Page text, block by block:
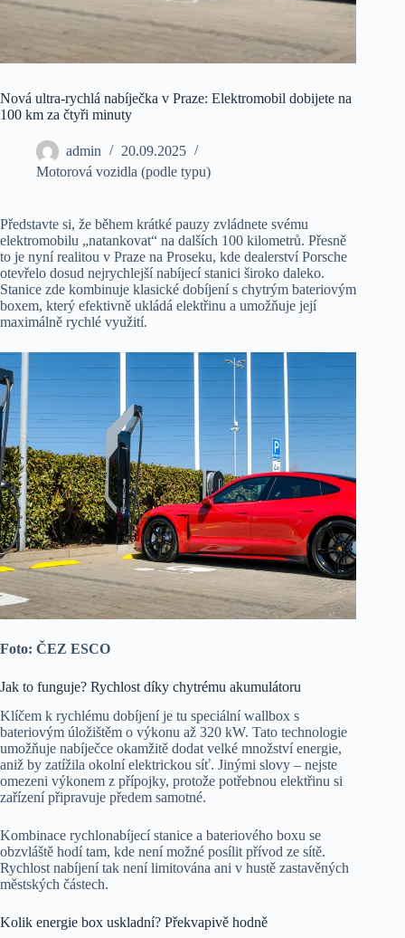
Nová ultra-rychlá nabíječka v Praze: Elektromobil dobijete na
100 km za čtyři minuty
admin
20.09.2025
Motorová vozidla (podle typu)
Představte si, že během krátké pauzy zvládnete svému
elektromobilu „natankovat“ na dalších 100 kilometrů. Přesně
to je nyní realitou v Praze na Proseku, kde dealerství Porsche
otevřelo dosud nejrychlejší nabíjecí stanici široko daleko.
Stanice zde kombinuje klasické dobíjení s chytrým bateriovým
boxem, který efektivně ukládá elektřinu a umožňuje její
maximálně rychlé využití.
Foto: ČEZ ESCO
Jak to funguje? Rychlost díky chytrému akumulátoru
Klíčem k rychlému dobíjení je tu speciální wallbox s
bateriovým úložištěm o výkonu až 320 kW. Tato technologie
umožňuje nabíječce okamžitě dodat velké množství energie,
aniž by zatížila okolní elektrickou síť. Jinými slovy – nejste
omezeni výkonem z přípojky, protože potřebnou elektřinu si
zařízení připravuje předem samotné.
Kombinace rychlonabíjecí stanice a bateriového boxu se
obzvláště hodí tam, kde není možné posílit přívod ze sítě.
Rychlost nabíjení tak není limitována ani v hustě zastavěných
městských částech.
Kolik energie box uskladní? Překvapivě hodně